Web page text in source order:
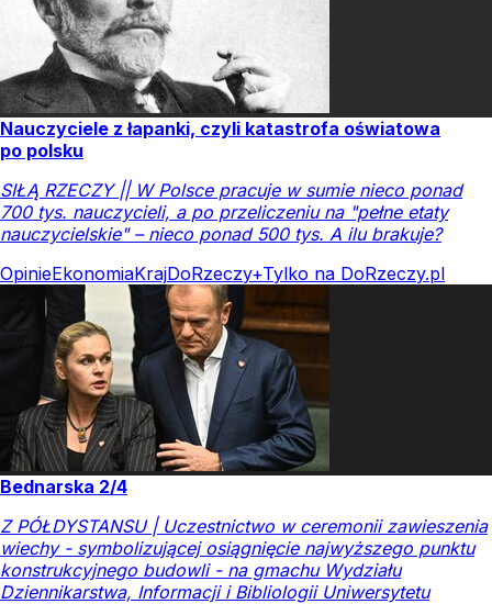
Nauczyciele z łapanki, czyli katastrofa oświatowa
po polsku
SIŁĄ RZECZY || W Polsce pracuje w sumie nieco ponad
700 tys. nauczycieli, a po przeliczeniu na "pełne etaty
nauczycielskie" – nieco ponad 500 tys. A ilu brakuje?
OpinieEkonomiaKrajDoRzeczy+Tylko na DoRzeczy.pl
Bednarska 2/4
Z PÓŁDYSTANSU | Uczestnictwo w ceremonii zawieszenia
wiechy - symbolizującej osiągnięcie najwyższego punktu
konstrukcyjnego budowli - na gmachu Wydziału
Dziennikarstwa, Informacji i Bibliologii Uniwersytetu